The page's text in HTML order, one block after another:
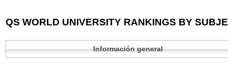
QS WORLD UNIVERSITY RANKINGS BY
Información general